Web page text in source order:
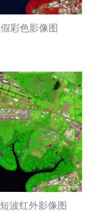
彩色影像图
波红外影像图